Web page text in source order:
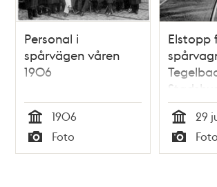
Personal i
spårvägen våren
1906
Tid
1906
Typ
Foto
Elstopp
Tid
29
Typ
Foto